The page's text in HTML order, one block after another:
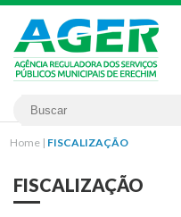
Home | FISCALIZAÇÃO
FISCALIZAÇÃO